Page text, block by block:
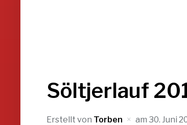
Söltjerlauf
Erstellt von Torben am 30. Juni